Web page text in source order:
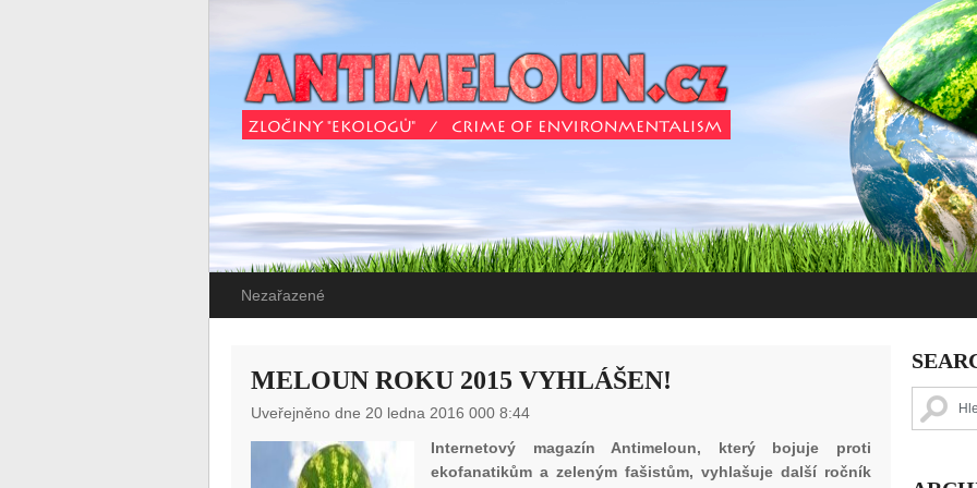
Nezařazené
MELOUN ROKU 2015 VYHLÁŠEN!
Uveřejněno dne 20 ledna 2016 000 8:44
Internetový magazín Antimeloun, který bojuje proti
ekofanatikům a zeleným fašistům, vyhlašuje další ročník